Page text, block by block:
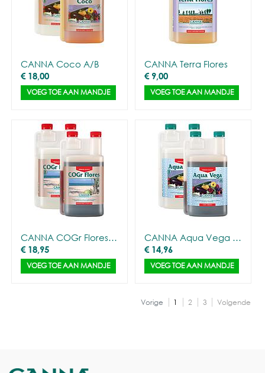
CANNA Coco A/B
€ 18,00
VOEG TOE AAN MANDJE
CANNA Terra Flores
€ 9,00
VOEG TOE AAN MANDJE
CANNA COGr Flores A&B (2x1L)
€ 18,95
VOEG TOE AAN MANDJE
CANNA Aqua Vega A&B
€ 14,96
VOEG TOE AAN MANDJE
Vorige 1 2 3 Volgende